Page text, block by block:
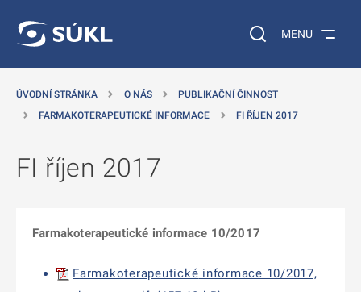
Vyhledávání na
MENU
ÚVODNÍ STRÁNKA O NÁS
PUBLIKAČNÍ ČINNOST
FARMAKOTERAPEUTICKÉ INFORMACE
FI ŘÍJEN 2017
FI říjen 2017
Farmakoterapeutické informace 10/2017
Farmakoterapeutické informace 10/2017,